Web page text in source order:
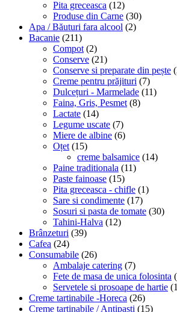
Pita greceasca (12)
Produse din Carne (30)
Apa / Băuturi fara alcool (2)
Bacanie (211)
Compot (2)
Conserve (21)
Conserve si preparate din pește
Creme pentru prăjituri (7)
Dulcețuri - Marmelade (11)
Faina, Gris, Pesmet (8)
Lactate (14)
Legume uscate (7)
Miere de albine (6)
Oțet (15)
creme balsamice (14)
Paine traditionala (11)
Paste fainoase (15)
Pita greceasca - chifle (1)
Sare si condimente (17)
Sosuri si pasta de tomate (30)
Tahini-Halva (12)
Brânzeturi (39)
Cafea (24)
Consumabile (26)
Ambalaje catering (7)
Fete de masa de unica folosinta
Servetele si prosoape de hartie
Creme tartinabile -Horeca (26)
Creme tartinabile / Antipasti (15)